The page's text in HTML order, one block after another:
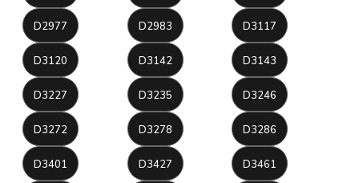
D2977 D2983 D3117
D3120 D3142 D3143
D3227 D3235 D3246
D3272 D3278 D3286
D3401 D3427 D3461